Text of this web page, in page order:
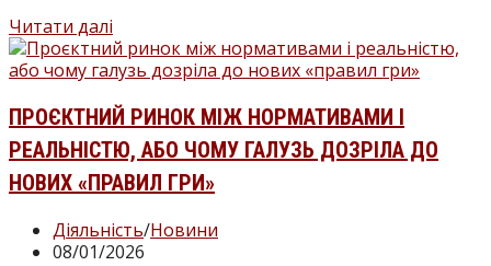
Читати далі
2026
–
з
найяскравіших
подій
року
в
будівельній
галузі
ПРОЄКТНИЙ РИНОК МІЖ НОРМАТИВАМИ І
РЕАЛЬНІСТЮ, АБО ЧОМУ ГАЛУЗЬ ДОЗРІЛА ДО
НОВИХ «ПРАВИЛ ГРИ»
Категорія
запису:
Діяльність/Новини
Запис
08/01/2026